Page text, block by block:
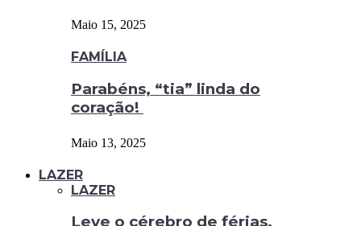
Maio 15, 2025
FAMÍLIA
Parabéns, “tia” linda do
coração!
Maio 13, 2025
LAZER
LAZER
Leve o cérebro de férias,